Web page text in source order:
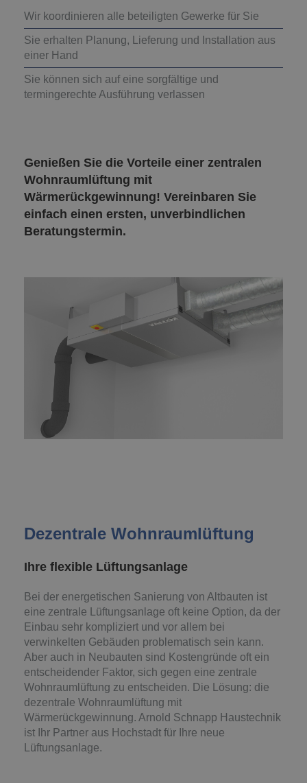
Wir koordinieren alle beteiligten Gewerke für Sie
Sie erhalten Planung, Lieferung und Installation aus
einer Hand
Sie können sich auf eine sorgfältige und
termingerechte Ausführung verlassen
Genießen Sie die Vorteile einer zentralen
Wohnraumlüftung mit
Wärmerückgewinnung! Vereinbaren Sie
einfach einen ersten, unverbindlichen
Beratungstermin.
Dezentrale Wohnraumlüftung
Ihre flexible Lüftungsanlage
Bei der energetischen Sanierung von Altbauten ist
eine zentrale Lüftungsanlage oft keine Option, da der
Einbau sehr kompliziert und vor allem bei
verwinkelten Gebäuden problematisch sein kann.
Aber auch in Neubauten sind Kostengründe oft ein
entscheidender Faktor, sich gegen eine zentrale
Wohnraumlüftung zu entscheiden. Die Lösung: die
dezentrale Wohnraumlüftung mit
Wärmerückgewinnung. Arnold Schnapp Haustechnik
ist Ihr Partner aus Hochstadt für Ihre neue
Lüftungsanlage.